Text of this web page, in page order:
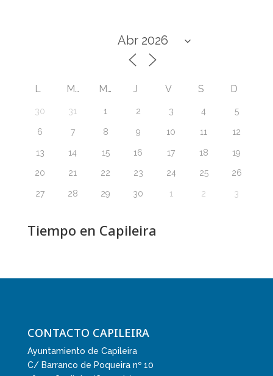
L M M J V S D
30 31 1 2 3 4 5
6 7 8 9 10 11 12
13 14 15 16 17 18 19
20 21 22 23 24 25 26
27 28 29 30 1 2 3
Tiempo en Capileira
CONTACTO CAPILEIRA
Ayuntamiento de Capileira
C/ Barranco de Poqueira nº 10